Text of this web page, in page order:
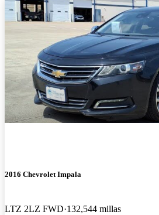
2016 Chevrolet Impala
LTZ 2LZ FWD 132,544 millas